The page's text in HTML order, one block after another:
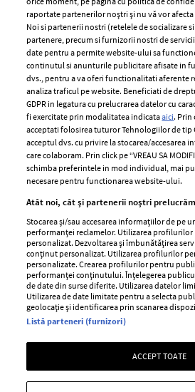
ELLE Style Awards
2024
Despre ELLE
Romania
Contact
Abonamente
GSP
Unica
Baby
Retete
Viva
Pariază responsabil! Decizia ONJN
Jocurile de noroc sunt
Copyright © 2026 Ringier
raportate partenerilor noștri și nu vă vor afecta
Noi si partenerii nostri (retelele de socializare
partenere, precum si furnizorii nostri de
date pentru a permite website-ului sa
continutul si anunturile publicitare afisate in
dvs., pentru a va oferi functionalitati aferente
analiza traficul pe website. Beneficiati de
GDPR in legatura cu prelucrarea datelor cu
fi exercitate prin modalitatea indicataaici. Prin
acceptati folosirea tuturor Tehnologiilor de tip
acceptul dvs. cu privire la stocarea/accesarea
care colaboram. Prin click pe “VREAU SA
schimba preferintele in mod individual, mai
necesare pentru functionarea website-ului.
Atât noi, cât și partenerii noștri
Stocarea și/sau accesarea informațiilor de pe
performanței reclamelor. Utilizarea
personalizat. Dezvoltarea și îmbunătățirea
conținut personalizat. Utilizarea profilurilor
personalizate. Crearea profilurilor pentru
performanței conținutului. Înțelegerea
de date din surse diferite. Utilizarea datelor
Utilizarea de date limitate pentru a selecta
geolocație și identificarea prin scanarea
Listă parteneri (furnizori)
ACCEPT TOATE